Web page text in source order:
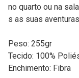
no quarto ou na
s as suas
Peso: 255gr
Tecido: 100%
Enchimento: Fibra